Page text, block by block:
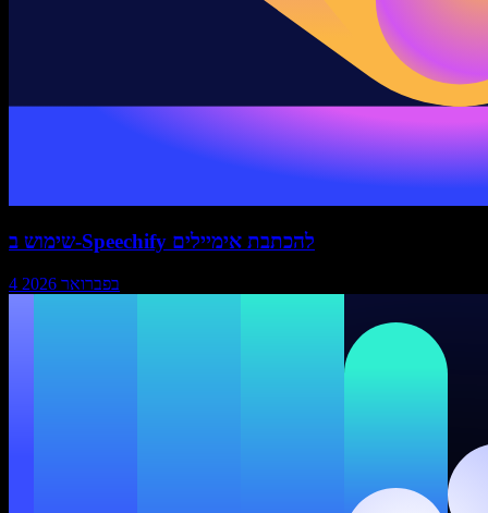
שימוש ב-Speechify להכתבת אימיילים
4 בפברואר 2026